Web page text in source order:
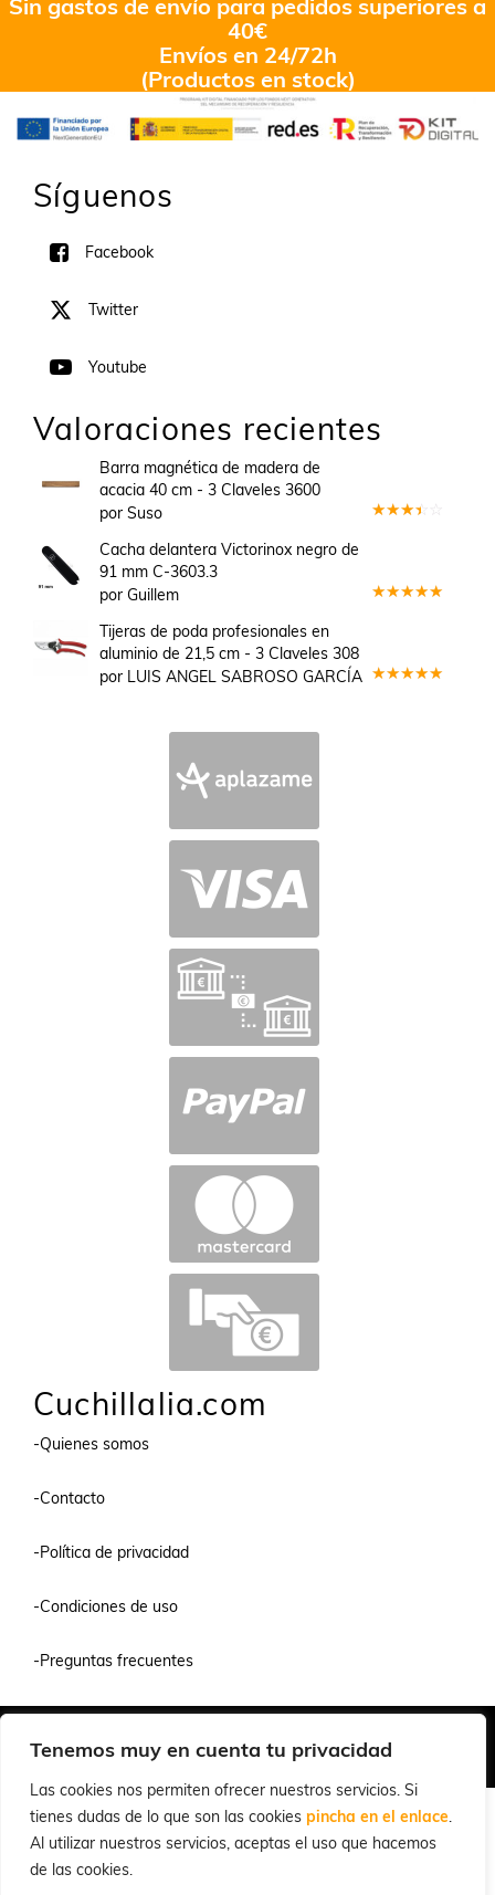
Tenemos muy en cuenta tu privacidad
Las cookies nos permiten ofrecer nuestros servicios. Si
tienes dudas de lo que son las cookies pincha en el enlace.
Al utilizar nuestros servicios, aceptas el uso que hacemos
de las cookies.
Sin gastos de envío para pedidos superiores a
40€
Envíos en 24/72h
(Productos en stock)
Síguenos
Facebook
Twitter
Youtube
Valoraciones recientes
Barra magnética de madera de
acacia 40 cm - 3 Claveles 3600
por Suso
Cacha delantera Victorinox negro de
91 mm C-3603.3
por Guillem
Tijeras de poda profesionales en
aluminio de 21,5 cm - 3 Claveles 308
por LUIS ANGEL SABROSO GARCÍA
Cuchillalia.com
-Quienes somos
-Contacto
-Política de privacidad
-Condiciones de uso
-Preguntas frecuentes
© 2026 Cuchillalia.com